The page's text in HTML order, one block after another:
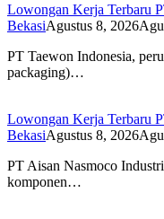
Lowongan Kerja Terbaru
BekasiAgustus 8, 2026
PT Taewon Indonesia,
packaging)…
Lowongan Kerja Terbaru
BekasiAgustus 8, 2026
PT Aisan Nasmoco
komponen…